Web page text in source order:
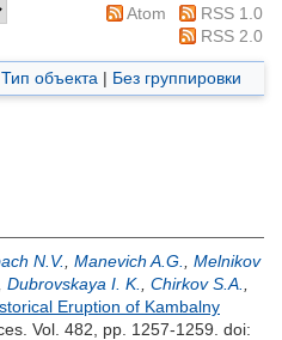
Atom
RSS 1.0
RSS 2.0
Тип объекта | Без группировки
N.V. Manevich A.G.
Melnikov
Dubrovskaya I. K. Chirkov S.A.
Eruption of Kambalny
Vol. 482, pp. 1257-1259. doi: